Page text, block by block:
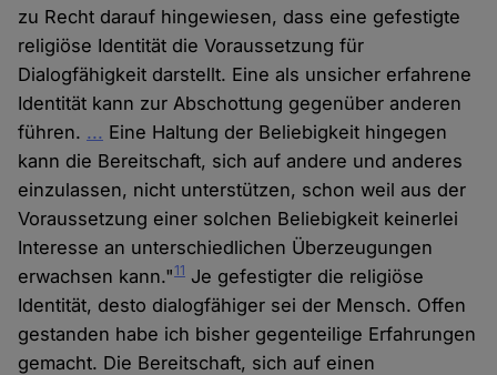
zu Recht darauf hingewiesen, dass eine gefestigte
religiöse Identität die Voraussetzung für
Dialogfähigkeit darstellt. Eine als unsicher erfahrene
Identität kann zur Abschottung gegenüber anderen
führen. ... Eine Haltung der Beliebigkeit hingegen
kann die Bereitschaft, sich auf andere und anderes
einzulassen, nicht unterstützen, schon weil aus der
Voraussetzung einer solchen Beliebigkeit keinerlei
Interesse an unterschiedlichen Überzeugungen
erwachsen kann."11 Je gefestigter die religiöse
Identität, desto dialogfähiger sei der Mensch. Offen
gestanden habe ich bisher gegenteilige Erfahrungen
gemacht. Die Bereitschaft, sich auf einen